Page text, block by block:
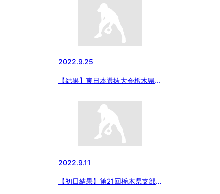
2022.9.25
【結果】東日本選抜大会栃木県支
2022.9.11
【初日結果】第21回栃木県支部